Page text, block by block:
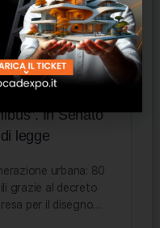
gli 80
In Senato
legge
urbana: 80
grazie al decreto
per il disegno…